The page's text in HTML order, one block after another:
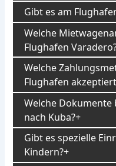
Gibt es am
Welche
Flughafen
Welche
Flughafen
Welche
nach Kuba?
Gibt es spezielle
Kindern?